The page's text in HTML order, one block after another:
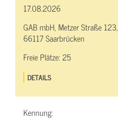
17.08.2026
GAB mbH, Metzer Straße 123,
66117 Saarbrücken
Freie Plätze:25
DETAILS
Kennung: